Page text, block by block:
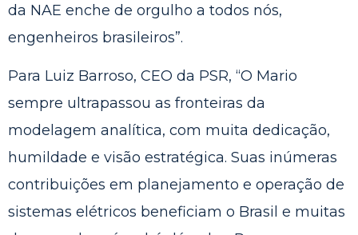
da NAE enche de orgulho a todos nós,
engenheiros brasileiros”.
Para Luiz Barroso, CEO da PSR, “O Mario
sempre ultrapassou as fronteiras da
modelagem analítica, com muita dedicação,
humildade e visão estratégica. Suas inúmeras
contribuições em planejamento e operação de
sistemas elétricos beneficiam o Brasil e muitas